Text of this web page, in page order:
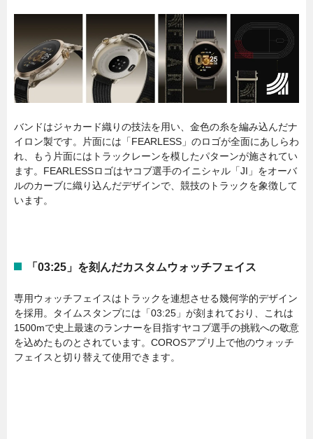
バンドはジャカード織りの技法を用い、金色の糸を編み込んだナ
イロン製です。片面には「FEARLESS」のロゴが全面にあしらわ
れ、もう片面にはトラックレーンを模したパターンが施されてい
ます。FEARLESSロゴはヤコブ選手のイニシャル「JI」をオーバ
ルのカーブに織り込んだデザインで、競技のトラックを象徴して
います。
「03:25」を刻んだカスタムウォッチフェイス
専用ウォッチフェイスはトラックを連想させる幾何学的デザイン
を採用。タイムスタンプには「03:25」が刻まれており、これは
1500mで史上最速のランナーを目指すヤコブ選手の挑戦への敬意
を込めたものとされています。COROSアプリ上で他のウォッチ
フェイスと切り替えて使用できます。